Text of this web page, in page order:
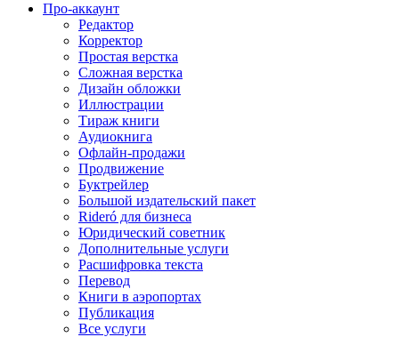
Про-аккаунт
Редактор
Корректор
Простая верстка
Сложная верстка
Дизайн обложки
Иллюстрации
Тираж книги
Аудиокнига
Офлайн-продажи
Продвижение
Буктрейлер
Большой издательский пакет
Rideró для бизнеса
Юридический советник
Дополнительные услуги
Расшифровка текста
Перевод
Книги в аэропортах
Публикация
Все услуги